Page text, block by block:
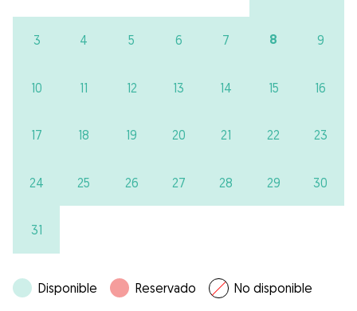
3 4 5 6 7 8 9
10 11 12 13 14 15 16
17 18 19 20 21 22 23
24 25 26 27 28 29 30
31
Disponible Reservado No disponible